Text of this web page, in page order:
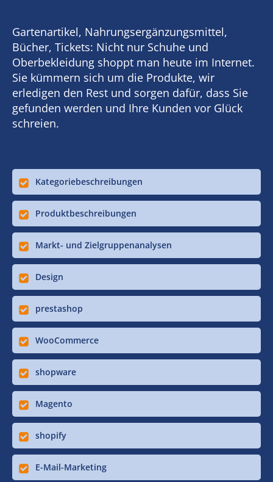
Gartenartikel, Nahrungsergänzungsmittel,
Bücher, Tickets: Nicht nur Schuhe und
Oberbekleidung shoppt man heute im Internet.
Sie kümmern sich um die Produkte, wir
erledigen den Rest und sorgen dafür, dass Sie
gefunden werden und Ihre Kunden vor Glück
schreien.
Kategoriebeschreibungen
Produktbeschreibungen
Markt- und Zielgruppenanalysen
Design
prestashop
WooCommerce
shopware
Magento
shopify
E-Mail-Marketing